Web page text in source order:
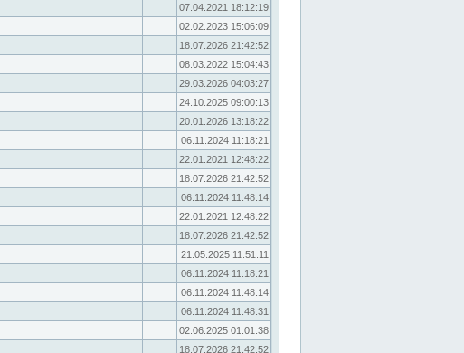
07.04.2021 18:12:19
02.02.2023 15:06:09
18.07.2026 21:42:52
08.03.2022 15:04:43
29.03.2026 04:03:27
24.10.2025 09:00:13
20.01.2026 13:18:22
06.11.2024 11:18:21
22.01.2021 12:48:22
18.07.2026 21:42:52
06.11.2024 11:48:14
22.01.2021 12:48:22
18.07.2026 21:42:52
21.05.2025 11:51:11
06.11.2024 11:18:21
06.11.2024 11:48:14
06.11.2024 11:48:31
02.06.2025 01:01:38
18.07.2026 21:42:52